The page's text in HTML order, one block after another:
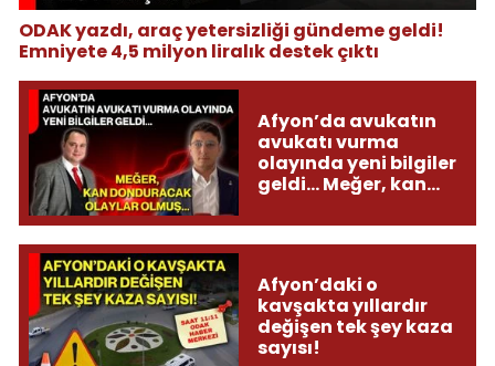
ODAK yazdı, araç yetersizliği gündeme geldi!
Emniyete 4,5 milyon liralık destek çıktı
Afyon’da avukatın
avukatı vurma
olayında yeni bilgiler
geldi... Meğer, kan
olmuş...
Afyon’daki o
kavşakta yıllardır
değişen tek şey kaza
sayısı!